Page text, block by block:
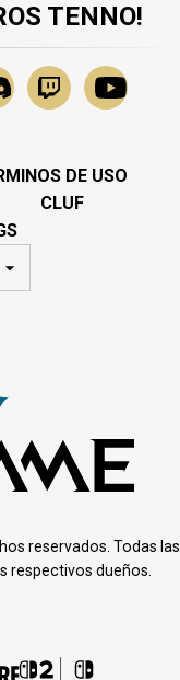
TENNO!
DE USO
CLUF
reservados. Todas las
respectivos dueños.